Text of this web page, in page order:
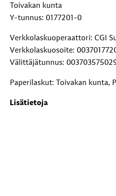
Toivakan kunta
Y-tunnus: 0177201-0
Verkkolaskuoperaattori: CGI
Verkkolaskuosoite:
Välittäjätunnus:
Paperilaskut: Toivakan kunta,
Lisätietoja